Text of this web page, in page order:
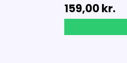
159,00 kr.